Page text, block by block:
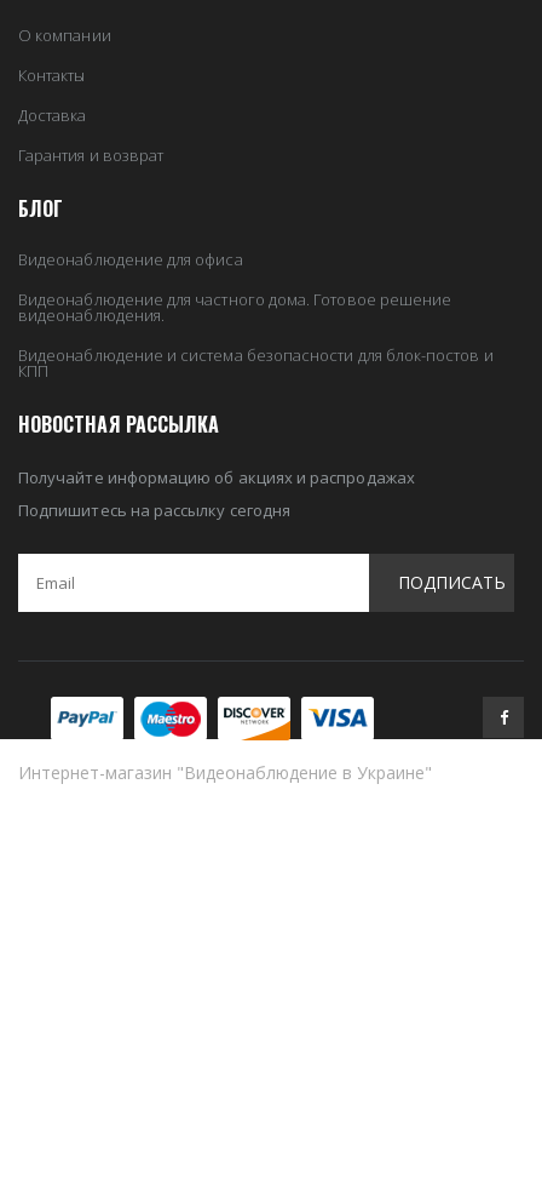
О компании
Контакты
Доставка
Гарантия и возврат
БЛОГ
Видеонаблюдение для офиса
Видеонаблюдение для частного дома. Готовое решение
видеонаблюдения.
Видеонаблюдение и система безопасности для блок-постов и
КПП
НОВОСТНАЯ РАССЫЛКА
Получайте информацию об акциях и распродажах
Подпишитесь на рассылку сегодня
ПОДПИСАТЬ
Интернет-магазин "Видеонаблюдение в Украине"